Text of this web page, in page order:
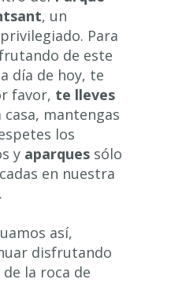
, un
Para
de este
día de hoy, te
favor, te lleves
casa, mantengas
los
y aparques sólo
en nuestra
así,
disfrutando
la roca de